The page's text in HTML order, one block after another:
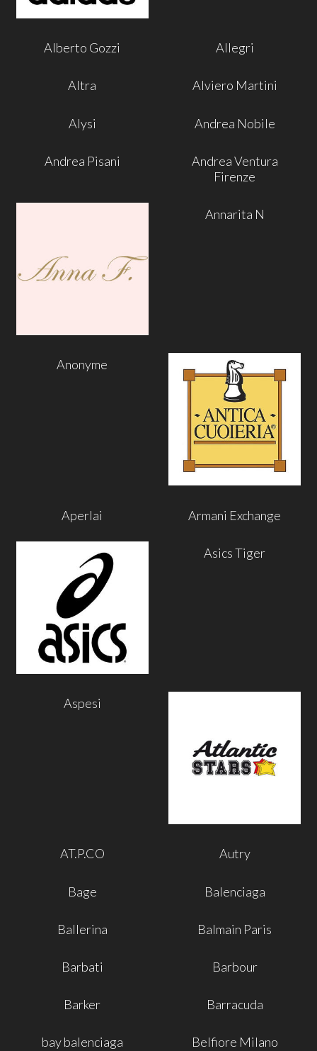
Alberto Gozzi Allegri
Altra Alviero Martini
Alysi Andrea Nobile
Andrea Pisani
Andrea Ventura
Firenze
Annarita N
Anonyme
Aperlai Armani Exchange
Asics Tiger
Aspesi
AT.P.CO Autry
Bage Balenciaga
Ballerina Balmain Paris
Barbati Barbour
Barker Barracuda
bay balenciaga Belfiore Milano